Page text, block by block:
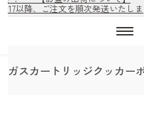
17以降、ご注文を順次発送いたしま
ガスカートリッジクッカー